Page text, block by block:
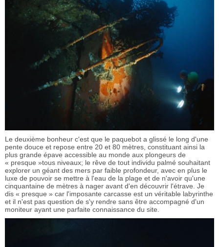
Le deuxième bonheur c'est que le paquebot a glissé le long d'une
pente douce et repose entre 20 et 80 mètres, constituant ainsi la
plus grande épave accessible au monde aux plongeurs de
« presque »tous niveaux; le rêve de tout individu palmé souhaitant
explorer un géant des mers par faible profondeur, avec en plus le
luxe de pouvoir se mettre à l'eau de la plage et de n'avoir qu'une
cinquantaine de mètres à nager avant d'en découvrir l'étrave. Je
dis « presque » car l'imposante carcasse est un véritable labyrinthe
et il n'est pas question de s'y rendre sans être accompagné d'un
moniteur ayant une parfaite connaissance du site.